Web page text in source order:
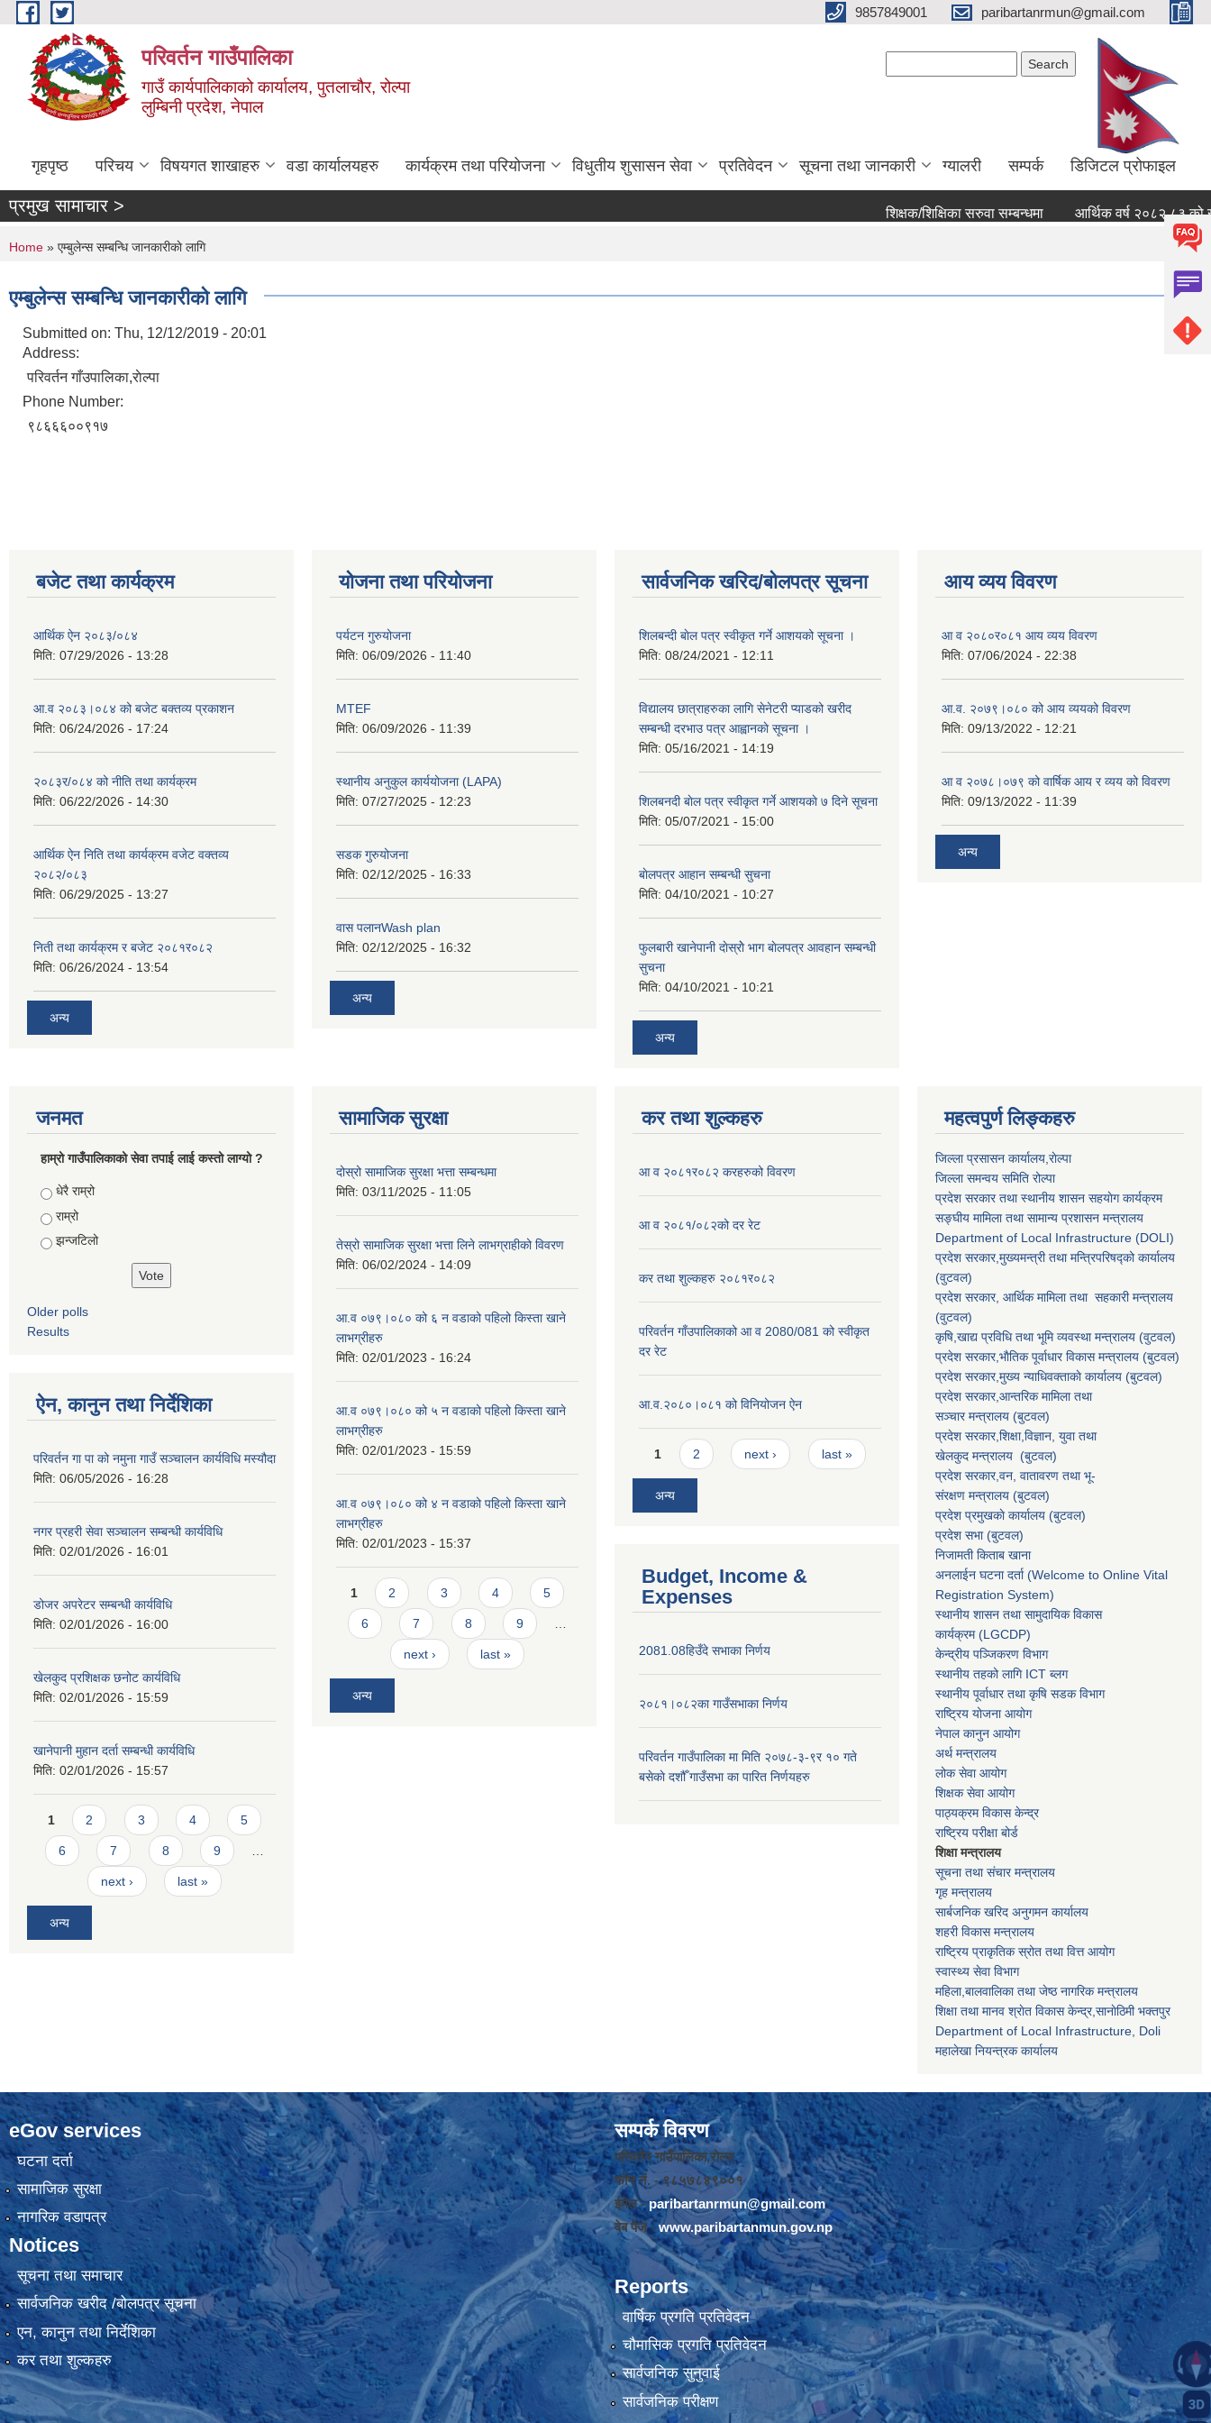
Skip to main content 9857849001 paribartanrmun@gmail.com
परिवर्तन गाउँपालिका
गाउँ कार्यपालिकाको कार्यालय, पुतलाचौर, रोल्पा
लुम्बिनी प्रदेश, नेपाल
गृहपृष्ठ परिचय विषयगत शाखाहरु वडा कार्यालयहरु कार्यक्रम तथा परियोजना विधुतीय शुसासन सेवा प्रतिवेदन सूचना तथा जानकारी ग्यालरी सम्पर्क डिजिटल प्रोफाइल
प्रमुख सामाचार > शिक्षक/शिक्षिका सरुवा सम्बन्धमा आर्थिक वर्ष २०८२ ८३ को खर्च
You are here
Home » एम्बुलेन्स सम्बन्धि जानकारीकाे लागि
एम्बुलेन्स सम्बन्धि जानकारीकाे लागि
Submitted on: Thu, 12/12/2019 - 20:01
Address:
परिवर्तन गाँउपालिका,राेल्पा
Phone Number:
९८६६६००९१७
बजेट तथा कार्यक्रम
आर्थिक ऐन २०८३/०८४
मिति: 07/29/2026 - 13:28
आ.व २०८३।०८४ को बजेट बक्तव्य प्रकाशन
मिति: 06/24/2026 - 17:24
२०८३र/०८४ को नीति तथा कार्यक्रम
मिति: 06/22/2026 - 14:30
आर्थिक ऐन निति तथा कार्यक्रम वजेट वक्तव्य
२०८२/०८३
मिति: 06/29/2025 - 13:27
निती तथा कार्यक्रम र बजेट २०८१र०८२
मिति: 06/26/2024 - 13:54
अन्य
योजना तथा परियोजना
पर्यटन गुरुयोजना
मिति: 06/09/2026 - 11:40
MTEF
मिति: 06/09/2026 - 11:39
स्थानीय अनुकुल कार्ययोजना (LAPA)
मिति: 07/27/2025 - 12:23
सडक गुरुयोजना
मिति: 02/12/2025 - 16:33
वास पलानWash plan
मिति: 02/12/2025 - 16:32
अन्य
सार्वजनिक खरिद/बोलपत्र सूचना
शिलबन्दी बाेल पत्र स्वीकृत गर्ने आशयको सूचना ।
मिति: 08/24/2021 - 12:11
विद्यालय छात्राहरुका लागि सेनेटरी प्याडको खरीद
सम्बन्धी दरभाउ पत्र आह्वानकाे सूचना ।
मिति: 05/16/2021 - 14:19
शिलबनदी बाेल पत्र स्वीकृत गर्ने आशयकाे ७ दिने सूचना
मिति: 05/07/2021 - 15:00
बाेलपत्र आहान सम्बन्धी सुचना
मिति: 04/10/2021 - 10:27
फुलबारी खानेपानी दाेस्राेे भाग बाेलपत्र आवहान सम्बन्धी
सुचना
मिति: 04/10/2021 - 10:21
अन्य
आय व्यय विवरण
आ व २०८०र०८१ आय व्यय विवरण
मिति: 07/06/2024 - 22:38
आ.व. २०७९।०८० को आय व्ययको विवरण
मिति: 09/13/2022 - 12:21
आ‍ व २०७८।०७९ को वार्षिक आय र व्यय को विवरण
मिति: 09/13/2022 - 11:39
अन्य
जनमत
हाम्रो गाउँपालिकाको सेवा तपाई लाई कस्तो लाग्यो ?
Choices
धेरै राम्रो
राम्रो
झन्जटिलो
Older polls
Results
ऐन, कानुन तथा निर्देशिका
परिवर्तन गा पा को नमुना गाउँ सञ्चालन कार्यविधि मस्यौदा
मिति: 06/05/2026 - 16:28
नगर प्रहरी सेवा सञ्चालन सम्बन्धी कार्यविधि
मिति: 02/01/2026 - 16:01
डोजर अपरेटर सम्बन्धी कार्यविधि
मिति: 02/01/2026 - 16:00
खेलकुद प्रशिक्षक छनोट कार्यविधि
मिति: 02/01/2026 - 15:59
खानेपानी मुहान दर्ता सम्बन्धी कार्यविधि
मिति: 02/01/2026 - 15:57
Pages
1 2 3 4 5
6 7 8 9
next › last »
अन्य
सामाजिक सुरक्षा
दोस्रो सामाजिक सुरक्षा भत्ता सम्बन्धमा
मिति: 03/11/2025 - 11:05
तेस्रो सामाजिक सुरक्षा भत्ता लिने लाभग्राहीको विवरण
मिति: 06/02/2024 - 14:09
आ.व ०७९।०८० को ६ न‌‍ वडाको पहिलो किस्ता खाने
लाभग्रीहरु
मिति: 02/01/2023 - 16:24
आ.व ०७९।०८० को ५ न‌‍ वडाको पहिलो किस्ता खाने
लाभग्रीहरु
मिति: 02/01/2023 - 15:59
आ.व ०७९।०८० को ४ न‌‍ वडाको पहिलो किस्ता खाने
लाभग्रीहरु
मिति: 02/01/2023 - 15:37
Pages
1 2 3 4 5
6 7 8 9
next › last »
अन्य
कर तथा शुल्कहरु
आ व २०८१र०८२ करहरुको विवरण
आ व २०८१/०८२को दर रेट
कर तथा शुल्कहरु २०८१र०८२
परिवर्तन गाँउपालिकाको आ व 2080/081 को स्वीकृत
दर रेट
आ.व.२०८०।०८१ को विनियोजन ऐन
Pages
1 2 next › last »
अन्य
Budget, Income &
Expenses
2081.08हिउँदे सभाका निर्णय
२०८१।०८२का गाउँसभाका निर्णय
परिवर्तन गाउँपालिका मा मिति २०७८-३-९र १० गते
बसेकाे दशौँ गाउँसभा का पारित निर्णयहरु
महत्वपुर्ण लिङ्कहरु
जिल्ला प्रसासन कार्यालय,राेल्पा
जिल्ला समन्वय समिति रोल्पा
प्रदेश सरकार तथा स्थानीय शासन सहयाेग कार्यक्रम
सङ्‍घीय मामिला तथा सामान्य प्रशासन मन्त्रालय
Department of Local Infrastructure (DOLI)
प्रदेश सरकार,मुख्यमन्त्री तथा मन्त्रिपरिषद्को कार्यालय
(वुटवल)
प्रदेश सरकार, आर्थिक मामिला तथा सहकारी मन्त्रालय
(वुटवल)
कृषि,खाद्य प्रविधि तथा भूमि व्यवस्था मन्त्रालय (वुटवल)
प्रदेश सरकार,भाैतिक पूर्वाधार विकास मन्त्रालय (बुटवल)
प्रदेश सरकार,मुख्य न्याधिवक्ताकाे कार्यालय (बुटवल)
प्रदेश सरकार,आन्तरिक मामिला तथा
सञ्चार मन्त्रालय (बुटवल)
प्रदेश सरकार,शिक्षा,विज्ञान, युवा तथा
खेलकुद मन्त्रालय (बुटवल)
प्रदेश सरकार,वन, वातावरण तथा भू-
संरक्षण मन्त्रालय (बुटवल)
प्रदेश प्रमुखकाे कार्यालय (बुटवल)
प्रदेश सभा (बुटवल)
निजामती किताब खाना
अनलाईन घटना दर्ता (Welcome to Online Vital
Registration System)
स्थानीय शासन तथा सामुदायिक विकास
कार्यक्रम (LGCDP)
केन्द्रीय पञ्जिकरण विभाग
स्थानीय तहको लागि ICT ब्लग
स्थानीय पूर्वाधार तथा कृषि सडक विभाग
राष्ट्रिय योजना आयोग
नेपाल कानुन आयोग
अर्थ मन्त्रालय
लोक सेवा आयोग
शिक्षक सेवा आयोग
पाठ्यक्रम विकास केन्द्र
राष्ट्रिय परीक्षा बोर्ड
शिक्षा मन्त्रालय
सूचना तथा संचार मन्त्रालय
गृह मन्त्रालय
सार्बजनिक खरिद अनुगमन कार्यालय
शहरी विकास मन्त्रालय
राष्ट्रिय प्राकृतिक स्रोत तथा वित्त आयोग
स्वास्थ्य सेवा विभाग
महिला,बालवालिका तथा जेष्ठ नागरिक मन्त्रालय
शिक्षा तथा मानव श्राेत विकास केन्द्र,सानाेठिमी भक्तपुर
Department of Local Infrastructure, Doli
महालेखा नियन्त्रक कार्यालय
eGov services
घटना दर्ता
सामाजिक सुरक्षा
नागरिक वडापत्र
Notices
सूचना तथा समाचार
सार्वजनिक खरीद /बोलपत्र सूचना
एन, कानुन तथा निर्देशिका
कर तथा शुल्कहरु
सम्पर्क विवरण
परिवर्तन गाउँपालिका,रोल्पा
फोन नंं. - ९८५७८४९००१
ईमेल -paribartanrmun@gmail.com
वेब पेज -www.paribartanmun.gov.np
Reports
वार्षिक प्रगति प्रतिवेदन
चौमासिक प्रगति प्रतिवेदन
सार्वजनिक सुनुवाई
सार्वजनिक परीक्षण